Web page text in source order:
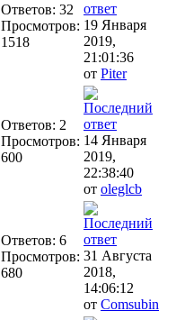
Ответов: 32
Просмотров:
1518
19 Января
2019,
21:01:36
от Piter
Ответов: 2
Просмотров:
600
14 Января
2019,
22:38:40
от oleglcb
Ответов: 6
Просмотров:
680
31 Августа
2018,
14:06:12
от Comsubin